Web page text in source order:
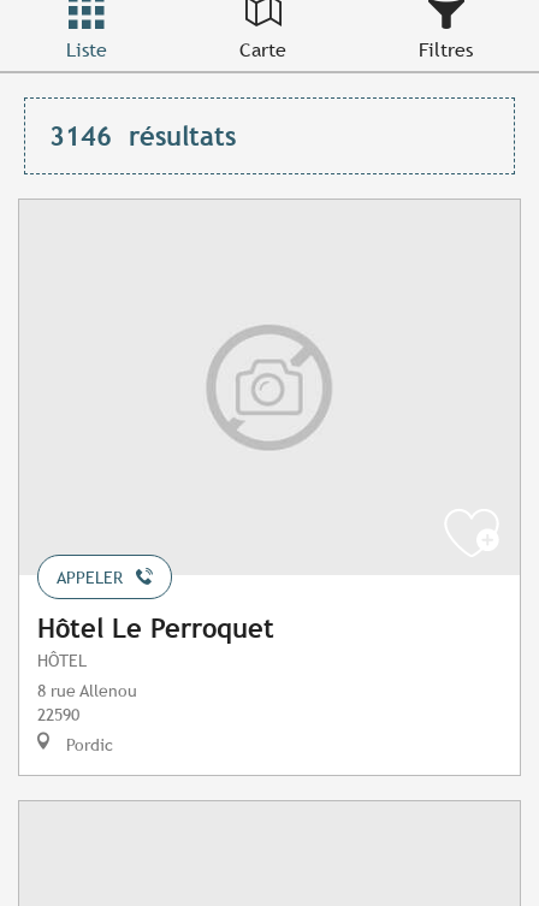
Liste Carte Filtres
3146 résultats
APPELER
Hôtel Le Perroquet
HÔTEL
8 rue Allenou
22590
Pordic